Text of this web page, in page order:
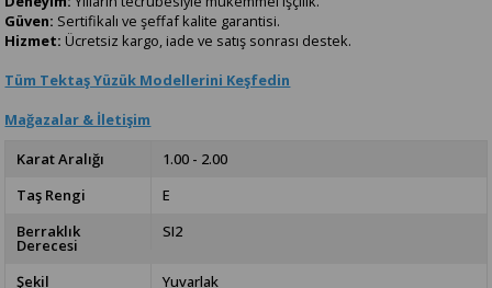
Güven: Sertifikalı ve şeffaf kalite garantisi.
Hizmet: Ücretsiz kargo, iade ve satış sonrası destek.
Tüm Tektaş Yüzük Modellerini Keşfedin
Mağazalar & İletişim
Karat Aralığı
1.00 - 2.00
Taş Rengi
E
Berraklık
Derecesi
SI2
Şekil
Yuvarlak